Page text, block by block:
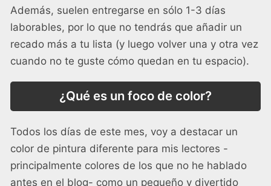
Además, suelen entregarse en sólo 1-3 días
laborables, por lo que no tendrás que añadir un
recado más a tu lista (y luego volver una y otra vez
cuando no te guste cómo quedan en tu espacio).
¿Qué es un foco de color?
Todos los días de este mes, voy a destacar un
color de pintura diferente para mis lectores -
principalmente colores de los que no he hablado
antes en el blog- como un pequeño y divertido